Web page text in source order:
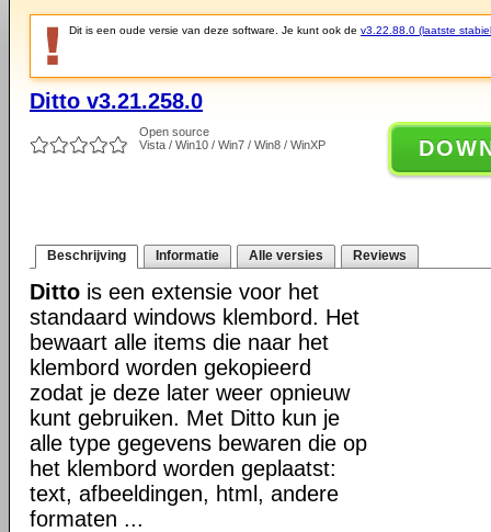
Dit is een oude versie van deze software. Je kunt ook de v3.22.88.0 (laatste
Ditto v3.21.258.0
Open source
Vista / Win10 / Win7 / Win8 / WinXP
Beschrijving Informatie Alle versies Reviews
Ditto is een extensie voor het
standaard windows klembord. Het
bewaart alle items die naar het
klembord worden gekopieerd
zodat je deze later weer opnieuw
kunt gebruiken. Met Ditto kun je
alle type gegevens bewaren die op
het klembord worden geplaatst:
text, afbeeldingen, html, andere
formaten ...